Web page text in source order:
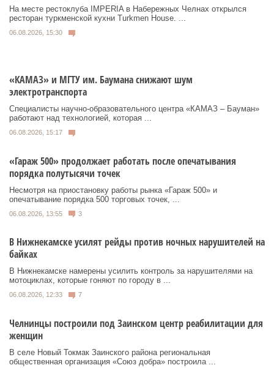
На месте рестоклуба IMPERIA в Набережных Челнах открылся
ресторан туркменской кухни Turkmen House. ...
06.08.2026, 15:30
«КАМАЗ» и МГТУ им. Баумана снижают шум
электротранспорта
Специалисты научно-образовательного центра «КАМАЗ – Бауман»
работают над технологией, которая ...
06.08.2026, 15:17
«Гараж 500» продолжает работать после опечатывания
порядка полутысячи точек
Несмотря на приостановку работы рынка «Гараж 500» и
опечатывание порядка 500 торговых точек, ...
06.08.2026, 13:55 3
В Нижнекамске усилят рейды против ночных нарушителей на
байках
В Нижнекамске намерены усилить контроль за нарушителями на
мотоциклах, которые гоняют по городу в ...
06.08.2026, 12:33 7
Челнинцы построили под Заинском центр реабилитации для
женщин
В селе Новый Токмак Заинского района региональная
общественная организация «Союз добра» построила ...